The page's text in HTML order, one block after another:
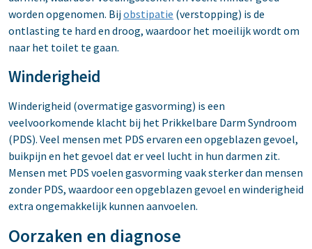
worden opgenomen. Bijobstipatie (verstopping) is de
ontlasting te hard en droog, waardoor het moeilijk wordt om
naar het toilet te gaan.
Winderigheid
Winderigheid (overmatige gasvorming) is een
veelvoorkomende klacht bij het Prikkelbare Darm Syndroom
(PDS). Veel mensen met PDS ervaren een opgeblazen gevoel,
buikpijn en het gevoel dat er veel lucht in hun darmen zit.
Mensen met PDS voelen gasvorming vaak sterker dan mensen
zonder PDS, waardoor een opgeblazen gevoel en winderigheid
extra ongemakkelijk kunnen aanvoelen.
Oorzaken en diagnose